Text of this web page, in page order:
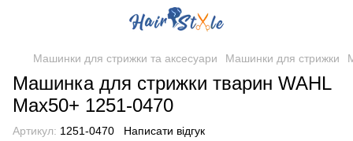
Машинки для стрижки та аксесуари Машинки для стрижки
Машинка для стрижки тварин WAHL
Max50+ 1251-0470
Артикул: 1251-0470 Написати відгук